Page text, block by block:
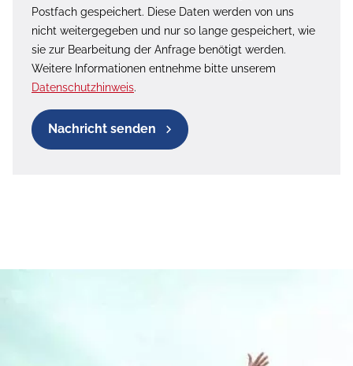
Postfach gespeichert. Diese Daten werden von uns
nicht weitergegeben und nur so lange gespeichert, wie
sie zur Bearbeitung der Anfrage benötigt werden.
Weitere Informationen entnehme bitte unserem
Datenschutzhinweis.
Nachricht senden